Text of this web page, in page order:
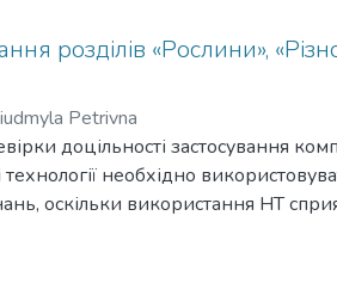
та називати. Адже це і є
здатність збирати данні,
- це вміння самостійно
та екосистем. Зокрема, на уроці:
клітин, організмів, популяцій,
під час вивчення теми
напрямку без викладання готових
розділів «Рослини»,
Petrivna
доцільності застосування
необхідно
оскільки використання НТ